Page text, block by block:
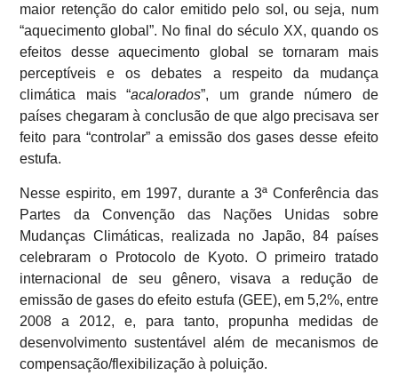
maior retenção do calor emitido pelo sol, ou seja, num
“aquecimento global”. No final do século XX, quando os
efeitos desse aquecimento global se tornaram mais
perceptíveis e os debates a respeito da mudança
climática mais “acalorados”, um grande número de
países chegaram à conclusão de que algo precisava ser
feito para “controlar” a emissão dos gases desse efeito
estufa.
Nesse espirito, em 1997, durante a 3ª Conferência das
Partes da Convenção das Nações Unidas sobre
Mudanças Climáticas, realizada no Japão, 84 países
celebraram o Protocolo de Kyoto. O primeiro tratado
internacional de seu gênero, visava a redução de
emissão de gases do efeito estufa (GEE), em 5,2%, entre
2008 a 2012, e, para tanto, propunha medidas de
desenvolvimento sustentável além de mecanismos de
compensação/flexibilização à poluição.